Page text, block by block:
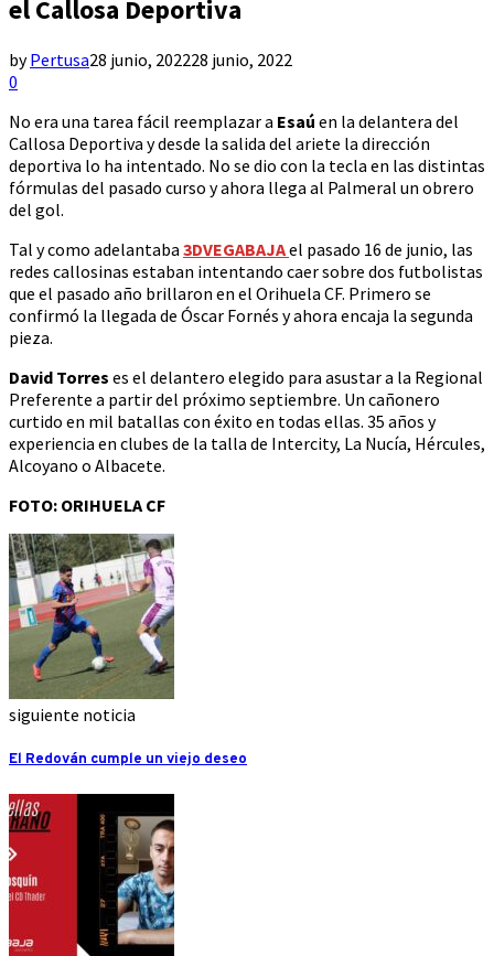
el Callosa Deportiva
byPertusa28 junio, 202228 junio, 2022
0
No era una tarea fácil reemplazar a Esaú en la delantera del
Callosa Deportiva y desde la salida del ariete la dirección
deportiva lo ha intentado. No se dio con la tecla en las distintas
fórmulas del pasado curso y ahora llega al Palmeral un obrero
del gol.
Tal y como adelantaba 3DVEGABAJAel pasado 16 de junio, las
redes callosinas estaban intentando caer sobre dos futbolistas
que el pasado año brillaron en el Orihuela CF. Primero se
confirmó la llegada de Óscar Fornés y ahora encaja la segunda
pieza.
David Torres es el delantero elegido para asustar a la Regional
Preferente a partir del próximo septiembre. Un cañonero
curtido en mil batallas con éxito en todas ellas. 35 años y
experiencia en clubes de la talla de Intercity, La Nucía, Hércules,
Alcoyano o Albacete.
FOTO: ORIHUELA CF
siguiente noticia
El Redován cumple un viejo deseo